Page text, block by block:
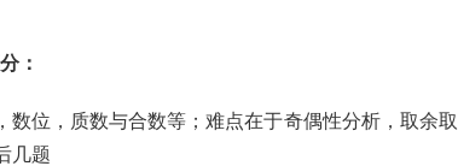
：
数位，质数与合数等；难点在于奇偶性分析，取余
几题